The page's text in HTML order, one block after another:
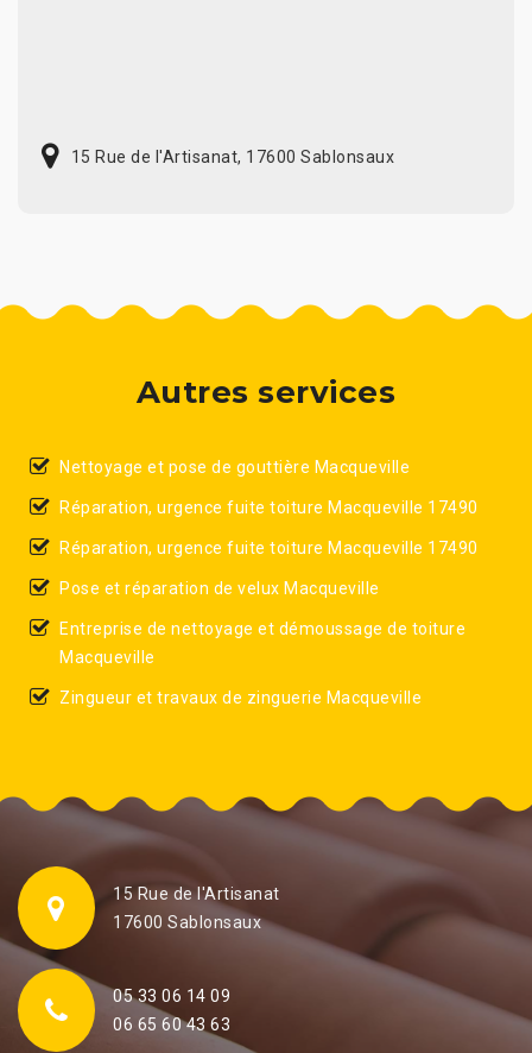
15 Rue de l'Artisanat, 17600 Sablonsaux
Autres services
Nettoyage et pose de gouttière Macqueville
Réparation, urgence fuite toiture Macqueville 17490
Réparation, urgence fuite toiture Macqueville 17490
Pose et réparation de velux Macqueville
Entreprise de nettoyage et démoussage de toiture
Macqueville
Zingueur et travaux de zinguerie Macqueville
15 Rue de l'Artisanat
17600 Sablonsaux
05 33 06 14 09
06 65 60 43 63